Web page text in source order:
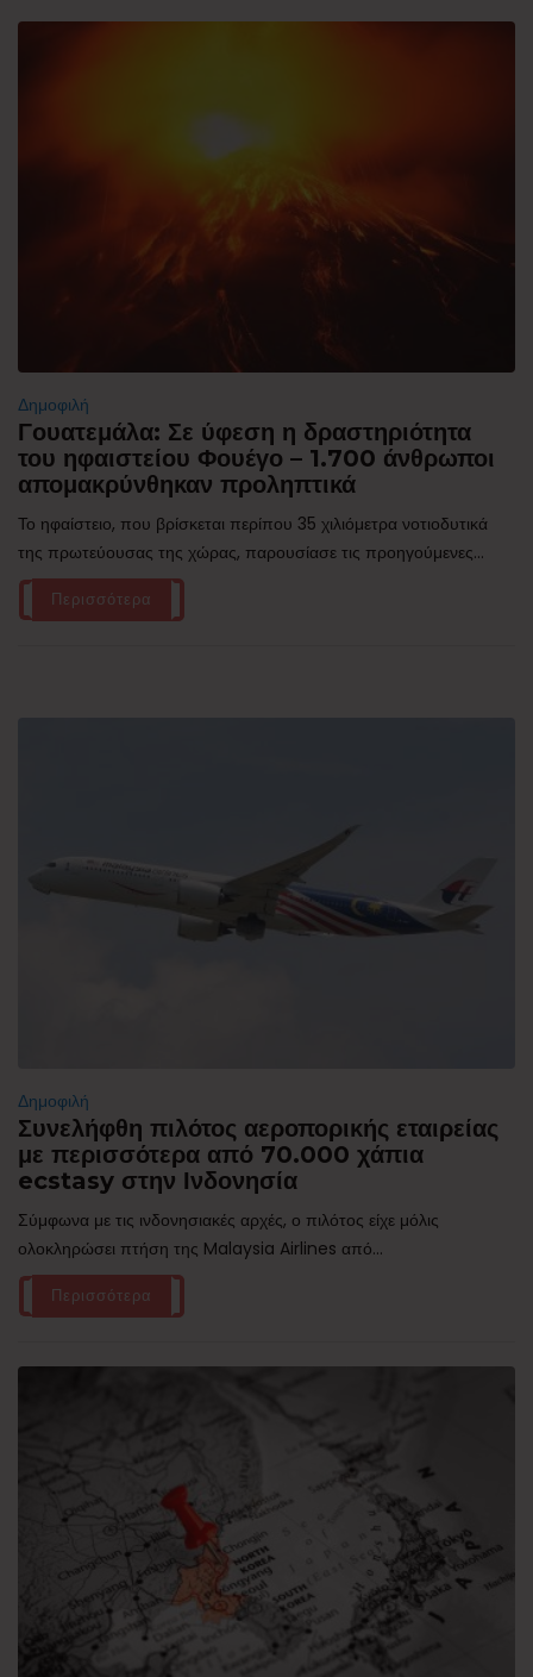
Δημοφιλή
Γουατεμάλα: Σε ύφεση η δραστηριότητα
του ηφαιστείου Φουέγο – 1.700 άνθρωποι
απομακρύνθηκαν προληπτικά
Το ηφαίστειο, που βρίσκεται περίπου 35 χιλιόμετρα νοτιοδυτικά
της πρωτεύουσας της χώρας, παρουσίασε τις προηγούμενες...
Περισσότερα
Δημοφιλή
Συνελήφθη πιλότος αεροπορικής εταιρείας
με περισσότερα από 70.000 χάπια
ecstasy στην Ινδονησία
Σύμφωνα με τις ινδονησιακές αρχές, ο πιλότος είχε μόλις
ολοκληρώσει πτήση της Malaysia Airlines από...
Περισσότερα